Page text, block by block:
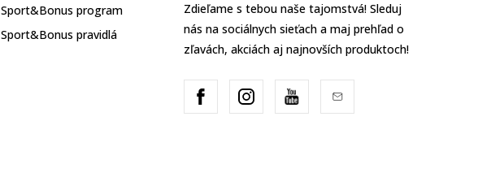
Sport&Bonus program
Sport&Bonus pravidlá
Zdieľame s tebou naše tajomstvá! Sleduj
nás na sociálnych sieťach a maj prehľad o
zľavách, akciách aj najnovších produktoch!